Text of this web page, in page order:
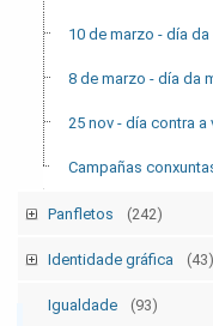
10 de marzo - día
8 de marzo - día da
25 nov - día contra
Campañas
Panfletos (242)
Campañas e
Folgas xerais p
Identidade gráfica (43)
Logos CIG (13)
Igualdade (93)